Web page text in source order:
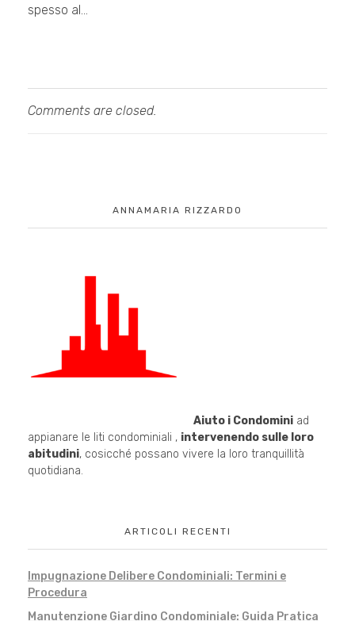
spesso al…
Comments are closed.
ANNAMARIA RIZZARDO
Aiuto i Condominiad
appianare le liti condominiali , intervenendo sulle loro
abitudini, cosicché possano vivere la loro tranquillità
quotidiana.
ARTICOLI RECENTI
Impugnazione Delibere Condominiali: Termini e
Procedura
Manutenzione Giardino Condominiale: Guida Pratica